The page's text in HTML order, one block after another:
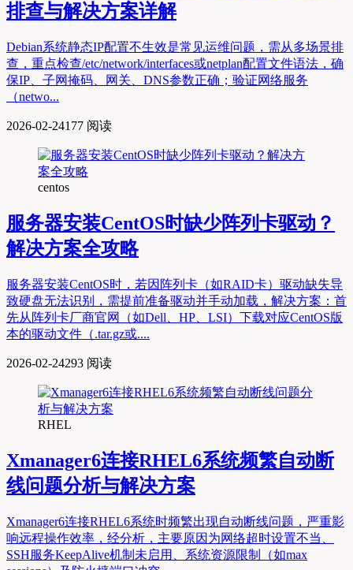
排查与解决方案详解
Debian系统静态IP配置不生效是常见运维问题，需从多场景排
查，重点检查/etc/network/interfaces或netplan配置文件语法，确
保IP、子网掩码、网关、DNS参数正确；验证网络服务
（netwo...
2026-02-24177 阅读
centos
服务器安装CentOS时缺少阵列卡驱动？
解决方案全攻略
服务器安装CentOS时，若因阵列卡（如RAID卡）驱动缺失导
致硬盘无法识别，需提前准备驱动并手动加载，解决方案：首
先从阵列卡厂商官网（如Dell、HP、LSI）下载对应CentOS版
本的驱动文件（.tar.gz或....
2026-02-24293 阅读
RHEL
Xmanager6连接RHEL6系统频繁自动断
线问题分析与解决方案
Xmanager6连接RHEL6系统时频繁出现自动断线问题，严重影
响远程操作效率，经分析，主要原因为网络超时设置不当、
SSH服务KeepAlive机制未启用、系统资源限制（如max